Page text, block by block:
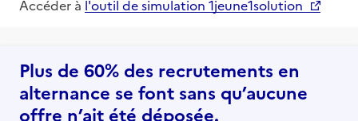
Accéder à l'outil de simulation 1jeune1solution
Plus de 60% des recrutements en
alternance se font sans qu’aucune
offre n’ait été déposée.